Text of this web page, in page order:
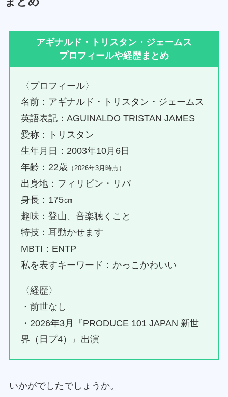
アギナルド・トリスタン・ジェームス
プロフィールや経歴まとめ
〈プロフィール〉
名前：アギナルド・トリスタン・ジェームス
英語表記：AGUINALDO TRISTAN JAMES
愛称：トリスタン
生年月日：2003年10月6日
年齢：22歳 （2026年3月時点）
出身地：フィリピン・リパ
身長：175㎝
趣味：登山、音楽聴くこと
特技：耳動かせます
MBTI：ENTP
私を表すキーワード：かっこかわいい
〈経歴〉
・前世なし
・2026年3月『PRODUCE 101 JAPAN 新世
界（日プ4）』出演
いかがでしたでしょうか。